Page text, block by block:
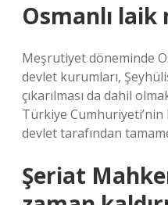
Osmanlı laik
Meşrutiyet döneminde
devlet kurumları,
çıkarılması da dahil
Türkiye
devlet tarafından
Şeriat